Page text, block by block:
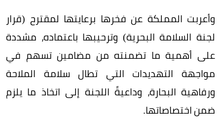
وأعربت المملكة عن فخرها برعايتها لمقترح (قرار
لجنة السلامة البحرية) وترحيبها باعتماده، مشددة
على أهمية ما تضمنته من مضامين تسهم في
مواجهة التهديدات التي تطال سلامة الملاحة
ورفاهية البحارة، وداعيةً اللجنة إلى اتخاذ ما يلزم
ضمن اختصاصاتها.